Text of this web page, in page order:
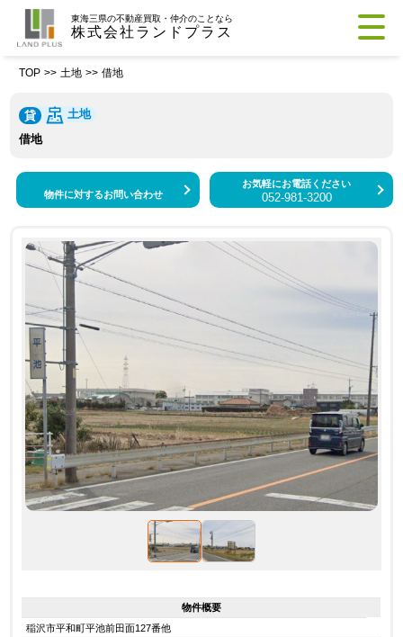
東海三県の不動産買取・仲介のことなら
株式会社ランドプラス
TOP >> 土地 >> 借地
貸
土地
借地
物件に対するお問い合わせ
お気軽にお電話ください
052-981-3200
物件概要
稲沢市平和町平池前田面127番他